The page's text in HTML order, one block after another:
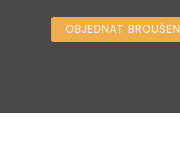
OBJEDNAT